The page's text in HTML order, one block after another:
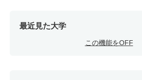
最近見た大学
この機能をOFF